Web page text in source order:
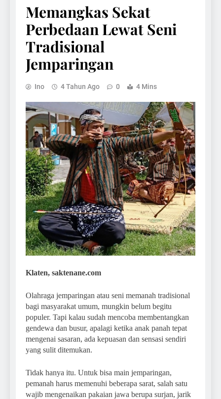
Memangkas Sekat
Perbedaan Lewat Seni
Tradisional
Jemparingan
Ino 4 Tahun Ago 0 4 Mins
Klaten, saktenane.com
Olahraga jemparingan atau seni memanah tradisional
bagi masyarakat umum, mungkin belum begitu
populer. Tapi kalau sudah mencoba membentangkan
gendewa dan busur, apalagi ketika anak panah tepat
mengenai sasaran, ada kepuasan dan sensasi sendiri
yang sulit ditemukan.
Tidak hanya itu. Untuk bisa main jemparingan,
pemanah harus memenuhi beberapa sarat, salah satu
wajib mengenaikan pakaian jawa berupa surjan, jarik